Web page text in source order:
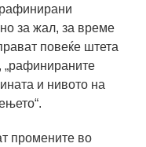
за жал, за време
повеќе штета
„рафинираните
и нивото на
промените во